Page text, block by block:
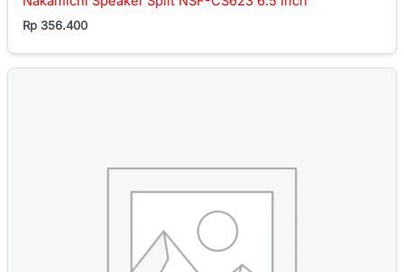
Rp 356.400